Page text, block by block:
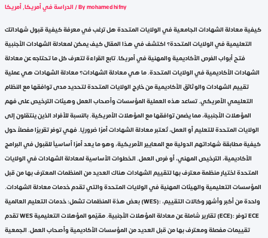
الدراسة في أمريكا,أمريكا / Bymohamed hifny
كيفية معادلة الشهادات الجامعية في الولايات المتحدة هل ترغب في معرفة كيفية قبول شهاداتك
التعليمية في الولايات المتحدة؟ اكتشف في هذا المقال كيف يمكن لمعادلة الشهادات الأجنبية
فتح أبواب الفرص الأكاديمية والمهنية في أمريكا. تابع القراءة لتعرف كل ما تحتاجه عن معادلة
الشهادات الأكاديمية في الولايات المتحدة. ما هي معادلة الشهادات؟ معادلة الشهادات هي عملية
تقييم الشهادات والوثائق الأكاديمية من خارج الولايات المتحدة لتحديد مدى توافقها مع النظام
التعليمي الأمريكي. تساعد هذه العملية المؤسسات وأصحاب العمل وهيئات الترخيص على فهم
المؤهلات الأجنبية، مما يضمن توافقها مع المؤهلات الأمريكية. بالنسبة للأفراد الذين ينتقلون إلى
الولايات المتحدة للتعليم أو العمل، تُعتبر معادلة الشهادات أمرًا ضروريًا. فهي توفر تقريرًا مفصلاً حول
كيفية مطابقة شهاداتهم الدولية مع المعايير الأمريكية، وهو ما يعد أمرًا أساسياً للقبول في البرامج
الأكاديمية، الترخيص المهني، أو فرص العمل. الخطوات الأساسية لمعادلة الشهادات في الولايات
المتحدة اختيار منظمة معترف بها لتقييم الشهادات هناك العديد من المنظمات المعترف بها من قبل
المؤسسات التعليمية والهيئات المهنية في الولايات المتحدة والتي تقدم خدمات معادلة الشهادات.
بعض هذة المنظمات تشمل: خدمات التعليم العالمية (WES): واحدة من أكبر وأشهر وكالات التقييم،
تقدم WES تقارير شاملة عن معادلة المؤهلات الأجنبية. مقيّمو المؤهلات التعليمية (ECE): توفر ECE
تقييمات مفصلة ومعترف بها من قبل العديد من المؤسسات الأكاديمية وأصحاب العمل. الجمعية